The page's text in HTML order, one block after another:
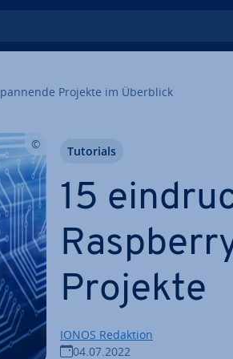
Projekte im Überblick
15
Projekte
IONOS Redaktion
04.07.2022
Tutorials